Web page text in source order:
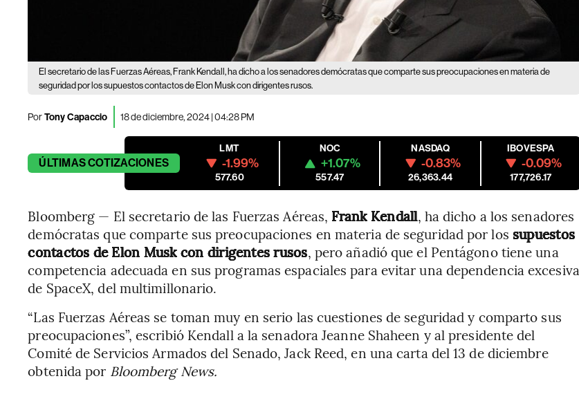
El secretario de las Fuerzas Aéreas, Frank Kendall, ha dicho a los senadores demócratas que comparte sus preocupaciones en materia de
seguridad por los supuestos contactos de Elon Musk con dirigentes rusos.
PorTony Capaccio 18 de diciembre, 2024 | 04:28 PM
ÚLTIMASCOTIZACIONES
LMT
-1.99%
577.60
NOC
+1.07%
557.47
NASDAQ
-0.83%
26,363.44
IBOVESPA
-0.09%
177,726.17
Bloomberg — El secretario de las Fuerzas Aéreas, Frank Kendall, ha dicho a los senadores
demócratas que comparte sus preocupaciones en materia de seguridad por los supuestos
contactos de Elon Musk con dirigentes rusos, pero añadió que el Pentágono tiene una
competencia adecuada en sus programas espaciales para evitar una dependencia excesiva
de SpaceX, del multimillonario.
“Las Fuerzas Aéreas se toman muy en serio las cuestiones de seguridad y comparto sus
preocupaciones”, escribió Kendall a la senadora Jeanne Shaheen y al presidente del
Comité de Servicios Armados del Senado, Jack Reed, en una carta del 13 de diciembre
obtenida por Bloomberg News.